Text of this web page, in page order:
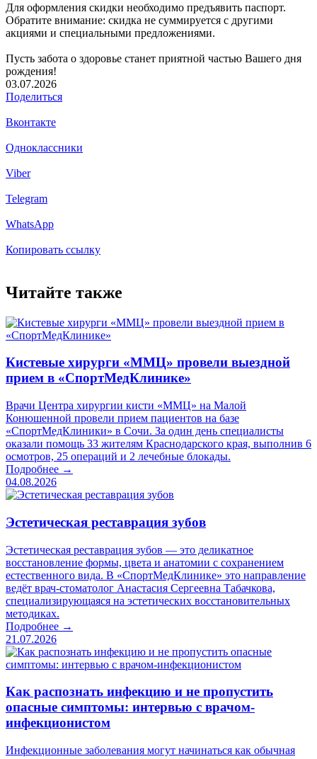
Для оформления скидки необходимо предъявить паспорт.
Обратите внимание: скидка не суммируется с другими
акциями и специальными предложениями.
Пусть забота о здоровье станет приятной частью Вашего дня
рождения!
03.07.2026
Поделиться
Вконтакте
Одноклассники
Viber
Telegram
WhatsApp
Копировать ссылку
Читайте также
Кистевые хирурги «ММЦ» провели выездной
прием в «СпортМедКлинике»
Врачи Центра хирургии кисти «ММЦ» на Малой
Конюшенной провели прием пациентов на базе
«СпортМедКлиники» в Сочи. За один день специалисты
оказали помощь 33 жителям Краснодарского края, выполнив 6
осмотров, 25 операций и 2 лечебные блокады.
Подробнее →
04.08.2026
Эстетическая реставрация зубов
Эстетическая реставрация зубов — это деликатное
восстановление формы, цвета и анатомии с сохранением
естественного вида. В «СпортМедКлинике» это направление
ведёт врач-стоматолог Анастасия Сергеевна Табачкова,
специализирующаяся на эстетических восстановительных
методиках.
Подробнее →
21.07.2026
Как распознать инфекцию и не пропустить
опасные симптомы: интервью с врачом-
инфекционистом
Инфекционные заболевания могут начинаться как обычная